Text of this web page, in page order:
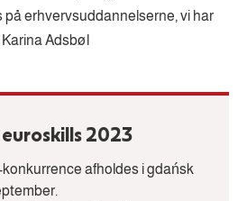
erhvervsuddannelserne, vi har
Adsbøl
2023
afholdes i gdańsk